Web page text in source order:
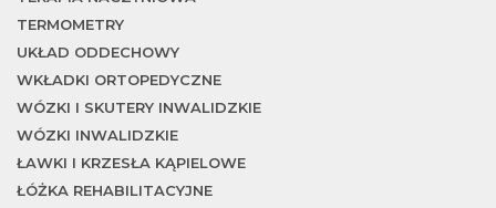
TERMOMETRY
UKŁAD ODDECHOWY
WKŁADKI ORTOPEDYCZNE
WÓZKI I SKUTERY INWALIDZKIE
WÓZKI INWALIDZKIE
ŁAWKI I KRZESŁA KĄPIELOWE
ŁÓŻKA REHABILITACYJNE